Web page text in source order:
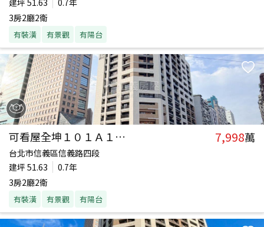
建坪 51.63
0.7年
3房2廳2衛
有裝潢 有景觀 有陽台
可看屋全坤１０１Ａ１九樓 7,998萬
台北市信義區信義路四段
建坪 51.63
0.7年
3房2廳2衛
有裝潢 有景觀 有陽台